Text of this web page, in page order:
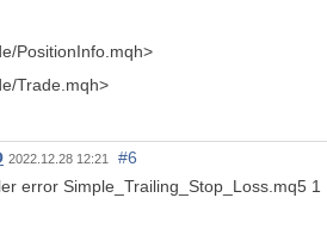
PositionInfo.mqh>
Trade.mqh>
2022.12.28 12:21
#6
error Simple_Trailing_Stop_Loss.mq5 1